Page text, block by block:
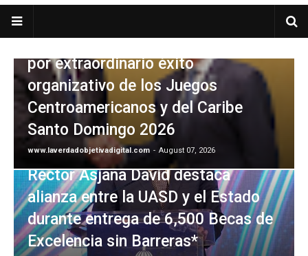
felicita al presidente Luis Abinader
por extraordinario éxito
organizativo de los Juegos
Centroamericanos y del Caribe
Santo Domingo 2026
www.laverdadobjetivadigital.com - August 07, 2026
Rector Asjana David destaca
alianza entre la UASD y el Estado
durante entrega de 6,500 Becas de
Excelencia sin Barreras*